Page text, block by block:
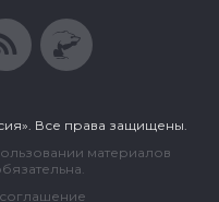
Все права защищены.
материалов